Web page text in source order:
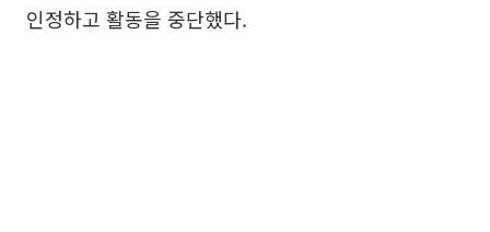
인정하고 활동을 중단했다.